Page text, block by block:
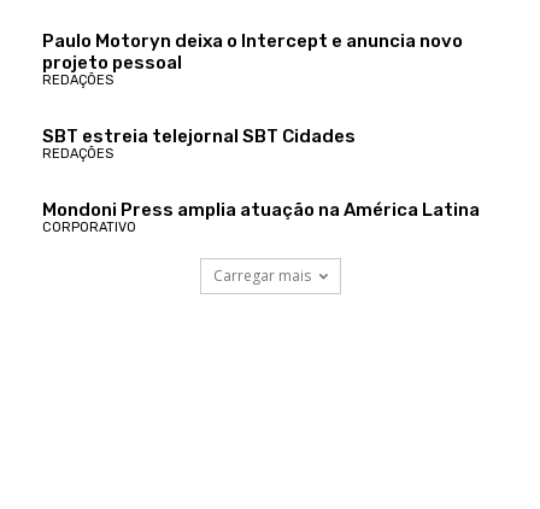
Paulo Motoryn deixa o Intercept e anuncia novo
projeto pessoal
REDAÇÕES
SBT estreia telejornal SBT Cidades
REDAÇÕES
Mondoni Press amplia atuação na América Latina
CORPORATIVO
Carregar mais